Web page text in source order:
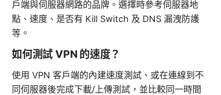
戶端與伺服器網路的品牌。選擇時參考伺服器地
點、速度、是否有 Kill Switch 及 DNS 漏洩防護
等。
如何測試 VPN 的速度？
使用 VPN 客戶端的內建速度測試、或在連線到不
同伺服器後完成下載/上傳測試，並比較同一時間